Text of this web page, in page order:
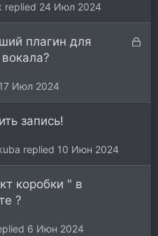
24 Июл 2024
З
ы
плагин для
17 Июл 2024
запись!
10 Июн 2024
коробки " в
?
6 Июн 2024